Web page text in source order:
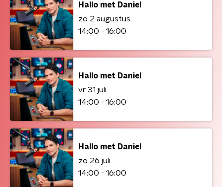
Hallo met Daniel
zo 2 augustus
14:00 - 16:00
Hallo met Daniel
vr 31 juli
14:00 - 16:00
Hallo met Daniel
zo 26 juli
14:00 - 16:00